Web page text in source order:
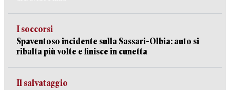
I soccorsi
Spaventoso incidente sulla Sassari-Olbia: auto si
ribalta più volte e finisce in cunetta
Il salvataggio